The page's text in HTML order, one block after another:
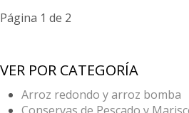
Página 1 de 2
VER POR CATEGORÍA
Arroz redondo y arroz bomba